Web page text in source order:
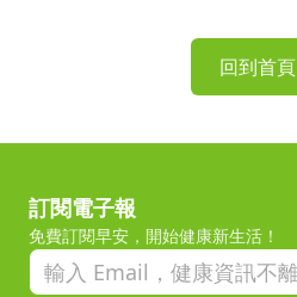
回到首頁
訂閱電子報
免費訂閱早安，開始健康新生活！